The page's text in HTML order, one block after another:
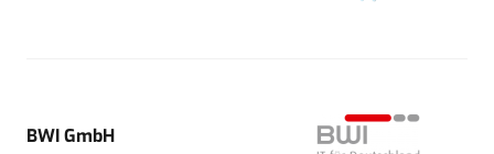
BWI GmbH